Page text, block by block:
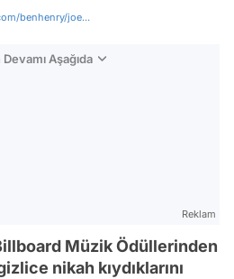
benhenry/joe...
Aşağıda
Reklam
Müzik Ödüllerinden
nikah kıydıklarını